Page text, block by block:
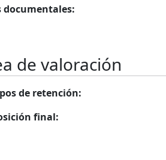
documentales:
de valoración
de retención:
final: